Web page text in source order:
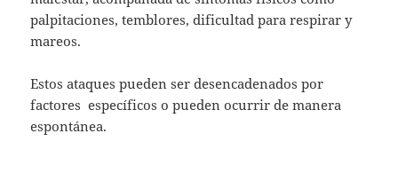
palpitaciones, temblores, dificultad para respirar y
mareos.
Estos ataques pueden ser desencadenados por
factores específicos o pueden ocurrir de manera
espontánea.